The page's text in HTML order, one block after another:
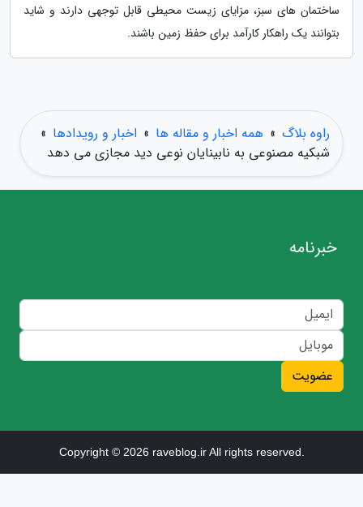
ساختمان های سبز، مزایای زیست محیطی قابل توجهی دارند و شاید
بتوانند یک راهکار کارآمد برای حفظ زمین باشند.
راوه بلاگ » همه اخبار و مقاله ها » اخبار و رویدادها »
شبکیه مصنوعی به نابینایان نوعی دید مجازی می دهد
خبرنامه
عضویت
Copyright © 2026 raveblog.ir All rights reserved.